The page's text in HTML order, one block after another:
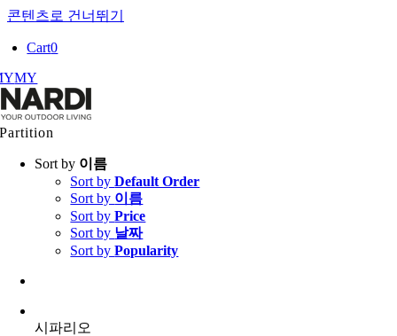
콘텐츠로 건너뛰기
Cart0
MY
Partition
Sort by 이름
Sort byDefault Order
Sort by 이름
Sort byPrice
Sort by 날짜
Sort byPopularity
시파리오